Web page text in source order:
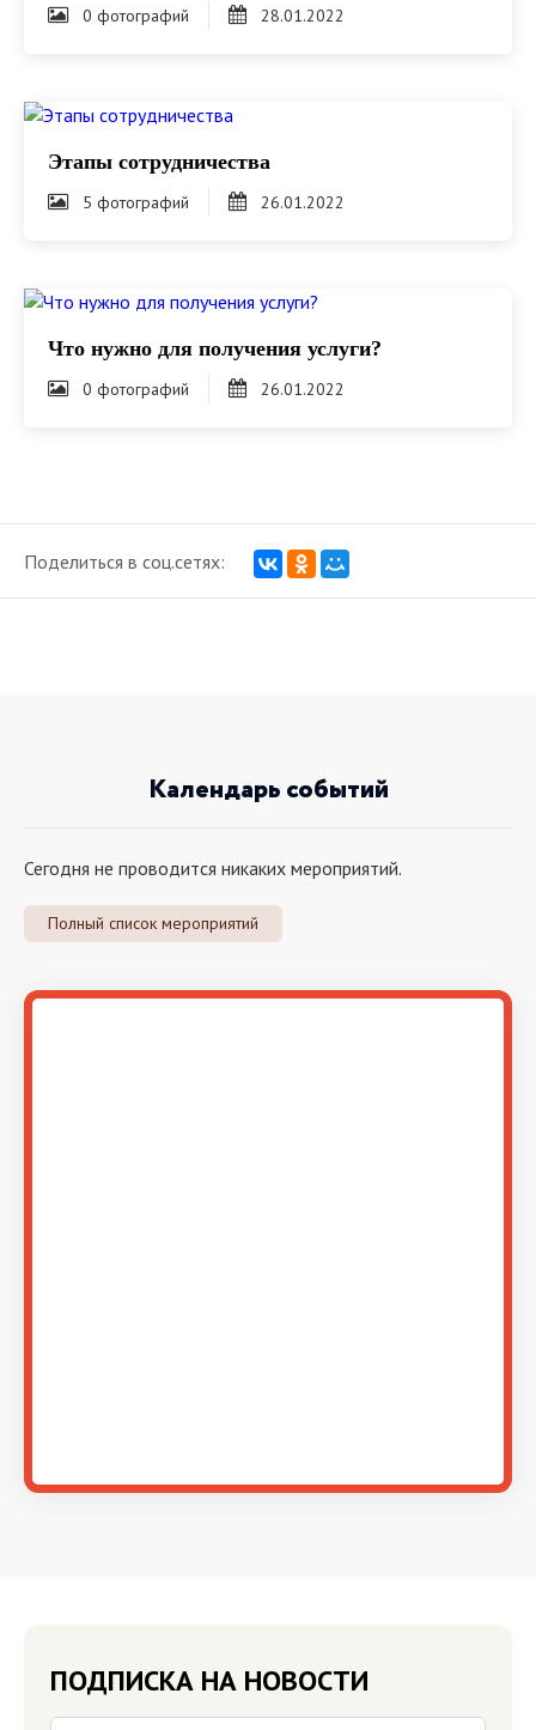
0 фотографий 28.01.2022
Этапы сотрудничества
5 фотографий 26.01.2022
Что нужно для получения услуги?
0 фотографий 26.01.2022
Поделиться в соц.сетях:
Календарь событий
Сегодня не проводится никаких мероприятий.
Полный список мероприятий
ПОДПИСКА НА НОВОСТИ